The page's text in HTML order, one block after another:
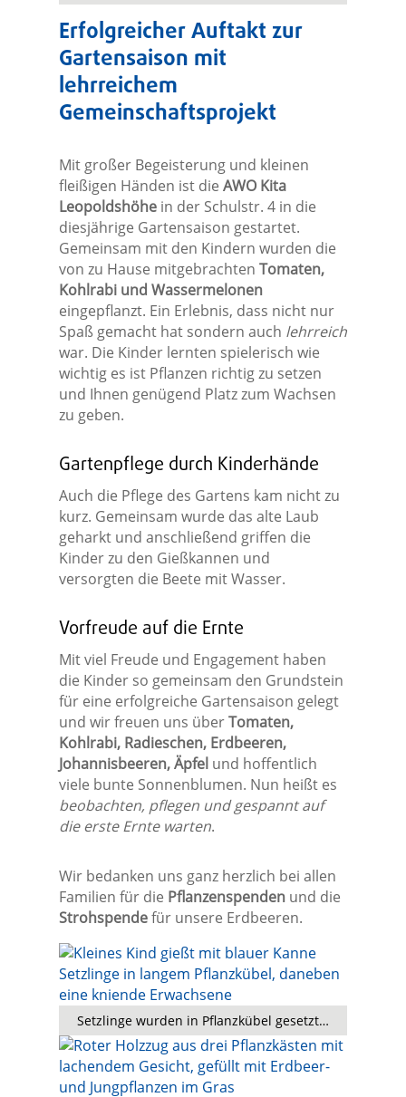
Erfolgreicher Auftakt zur
Gartensaison mit
lehrreichem
Gemeinschaftsprojekt
Mit großer Begeisterung und kleinen
fleißigen Händen ist die AWO Kita
Leopoldshöhein der Schulstr. 4 in die
diesjährige Gartensaison gestartet.
Gemeinsam mit den Kindern wurden die
von zu Hause mitgebrachten Tomaten,
Kohlrabi und Wassermelonen
eingepflanzt. Ein Erlebnis, dass nicht nur
Spaß gemacht hat sondern auch lehrreich
war. Die Kinder lernten spielerisch wie
wichtig es ist Pflanzen richtig zu setzen
und Ihnen genügend Platz zum Wachsen
zu geben.
Gartenpflege durch Kinderhände
Auch die Pflege des Gartens kam nicht zu
kurz. Gemeinsam wurde das alte Laub
geharkt und anschließend griffen die
Kinder zu den Gießkannen und
versorgten die Beete mit Wasser.
Vorfreude auf die Ernte
Mit viel Freude und Engagement haben
die Kinder so gemeinsam den Grundstein
für eine erfolgreiche Gartensaison gelegt
und wir freuen uns überTomaten,
Kohlrabi, Radieschen, Erdbeeren,
Johannisbeeren, Äpfelund hoffentlich
viele bunte Sonnenblumen. Nun heißt es
beobachten, pflegen und gespannt auf
die erste Ernte warten.
Wir bedanken uns ganz herzlich bei allen
Familien für die Pflanzenspendenund die
Strohspendefür unsere Erdbeeren.
Setzlinge wurden in Pflanzkübel gesetzt…